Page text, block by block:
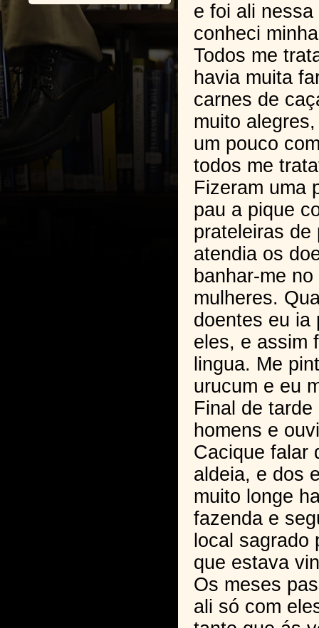
e foi ali
conheci
Todos me
havia muita
carnes de
muito
um pouco
todos me
Fizeram uma
pau a pique
prateleiras de
atendia os
banhar-me
mulheres.
doentes eu ia
eles, e assim
lingua. Me
urucum e eu
Final de
homens e
Cacique falar
aldeia, e dos
muito longe
fazenda e
local sagrado
que estava
Os meses
ali só com